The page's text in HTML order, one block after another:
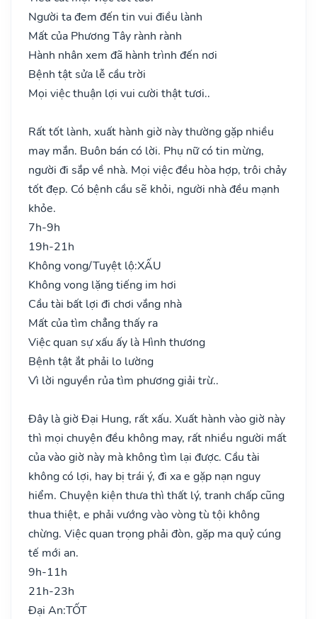
Người ta đem đến tin vui điều lành
Mất của Phương Tây rành rành
Hành nhân xem đã hành trình đến nơi
Bệnh tật sửa lễ cầu trời
Mọi việc thuận lợi vui cười thật tươi..
Rất tốt lành, xuất hành giờ này thường gặp nhiều
may mắn. Buôn bán có lời. Phụ nữ có tin mừng,
người đi sắp về nhà. Mọi việc đều hòa hợp, trôi chảy
tốt đẹp. Có bệnh cầu sẽ khỏi, người nhà đều mạnh
khỏe.
7h-9h
19h-21h
Không vong/Tuyệt lộ:XẤU
Không vong lặng tiếng im hơi
Cầu tài bất lợi đi chơi vắng nhà
Mất của tìm chẳng thấy ra
Việc quan sự xấu ấy là Hình thương
Bệnh tật ắt phải lo lường
Vì lời nguyền rủa tìm phương giải trừ..
Đây là giờ Đại Hung, rất xấu. Xuất hành vào giờ này
thì mọi chuyện đều không may, rất nhiều người mất
của vào giờ này mà không tìm lại được. Cầu tài
không có lợi, hay bị trái ý, đi xa e gặp nạn nguy
hiểm. Chuyện kiện thưa thì thất lý, tranh chấp cũng
thua thiệt, e phải vướng vào vòng tù tội không
chừng. Việc quan trọng phải đòn, gặp ma quỷ cúng
tế mới an.
9h-11h
21h-23h
Đại An:TỐT